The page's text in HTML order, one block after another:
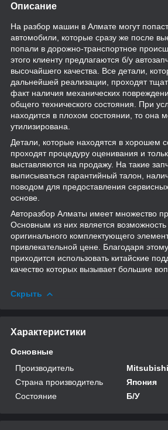
Описание
На разбор машин в Алмате могут
автомобили, которые сразу же после
попали в дорожно-транспортное
этого клиенту предлагаются б/у
высочайшего качества. Все детали,
дальнейшей реализации, проходят
факт наличия механических
общего технического состояния. При
находится в плохом состоянии, то она
утилизирована.
Детали, которые находятся в хорошем
проходят процедуру оценивания и
выставляются на продажу. На такие
выписываться гарантийный талон,
поводом для предоставления
основе.
Авторазбор Алматы имеет множество
Основным из них является
оригинального комплектующего
привлекательной цене. Благодаря
приходится использовать китайские
качество которых вызывает большие
Скрыть
Характеристики
Основные
Производитель
Mitsubishi
Страна производитель
Япония
Состояние
Б/У